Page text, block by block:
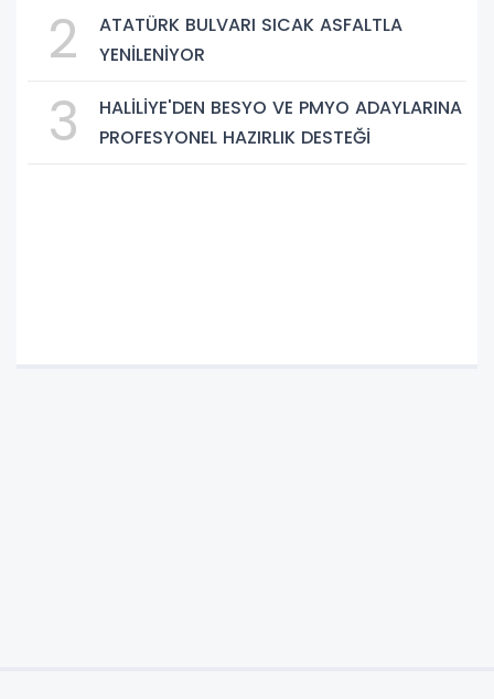
2
ATATÜRK BULVARI SICAK ASFALTLA
YENİLENİYOR
3
HALİLİYE'DEN BESYO VE PMYO ADAYLARINA
PROFESYONEL HAZIRLIK DESTEĞİ